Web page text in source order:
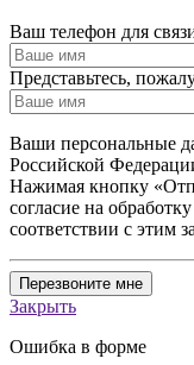
Ваш телефон для
Представьтесь,
Ваши персональные
Российской
Нажимая кнопку
согласие на
соответствии с этим
Перезвоните мне
Закрыть
Ошибка в форме